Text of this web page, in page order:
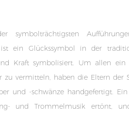
symbolträchtigsten
ein Glückssymbol in der
Kraft symbolisiert. Um allen ein
zu vermitteln, haben die Eltern der
und -schwänze handgefertigt.
und Trommelmusik ertönt,